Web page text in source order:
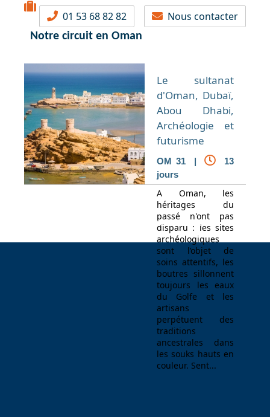
01 53 68 82 82 Nous contacter
Notre circuit en Oman
Le sultanat
d'Oman, Dubaï,
Abou Dhabi,
Archéologie et
futurisme
OM 31 |
13
jours
A Oman, les
héritages du
passé n'ont pas
disparu : les sites
archéologiques
sont l’objet de
soins attentifs, les
boutres sillonnent
toujours les eaux
du Golfe et les
artisans
perpétuent des
traditions
ancestrales dans
les souks hauts en
couleur. Sent...
Espace professionnel Contact